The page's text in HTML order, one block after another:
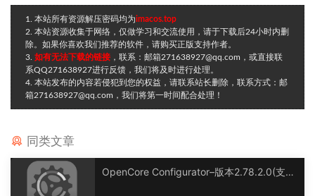
1. 本站所有资源解压密码均为imacos.top
2. 本站资源收集于网络，仅做学习和交流使用，请于下载后24小时内删
除。如果你喜欢我们推荐的软件，请购买正版支持作者。
3. 如有无法下载的链接 ，联系：邮箱271638927@qq.com，或直接联
系QQ271638927进行反馈，我们将及时进行处理。
4. 本站发布的内容若侵犯到您的权益，请联系站长删除，联系方式：邮
箱271638927@qq.com，我们将第一时间配合处理！
同类文章
OpenCore Configurator–版本2.78.2.0(支持